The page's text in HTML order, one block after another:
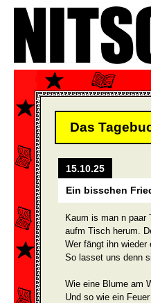
Das
15.10.25
Ein bisschen
Kaum is man n paar
aufm Tisch herum.
Wer fängt ihn wieder
So lasset uns denn
Wie eine Blume am
Und so wie ein